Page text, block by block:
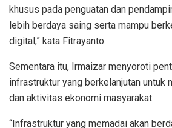
khusus pada penguatan dan
lebih berdaya saing serta mampu
digital,” kata Fitrayanto.
Sementara itu, Irmaizar menyoroti
infrastruktur yang berkelanjutan untuk
dan aktivitas ekonomi masyarakat.
“Infrastruktur yang memadai akan